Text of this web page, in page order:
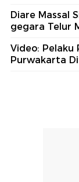
Diare Massal
gegara Telur
Video: Pelaku
Purwakarta